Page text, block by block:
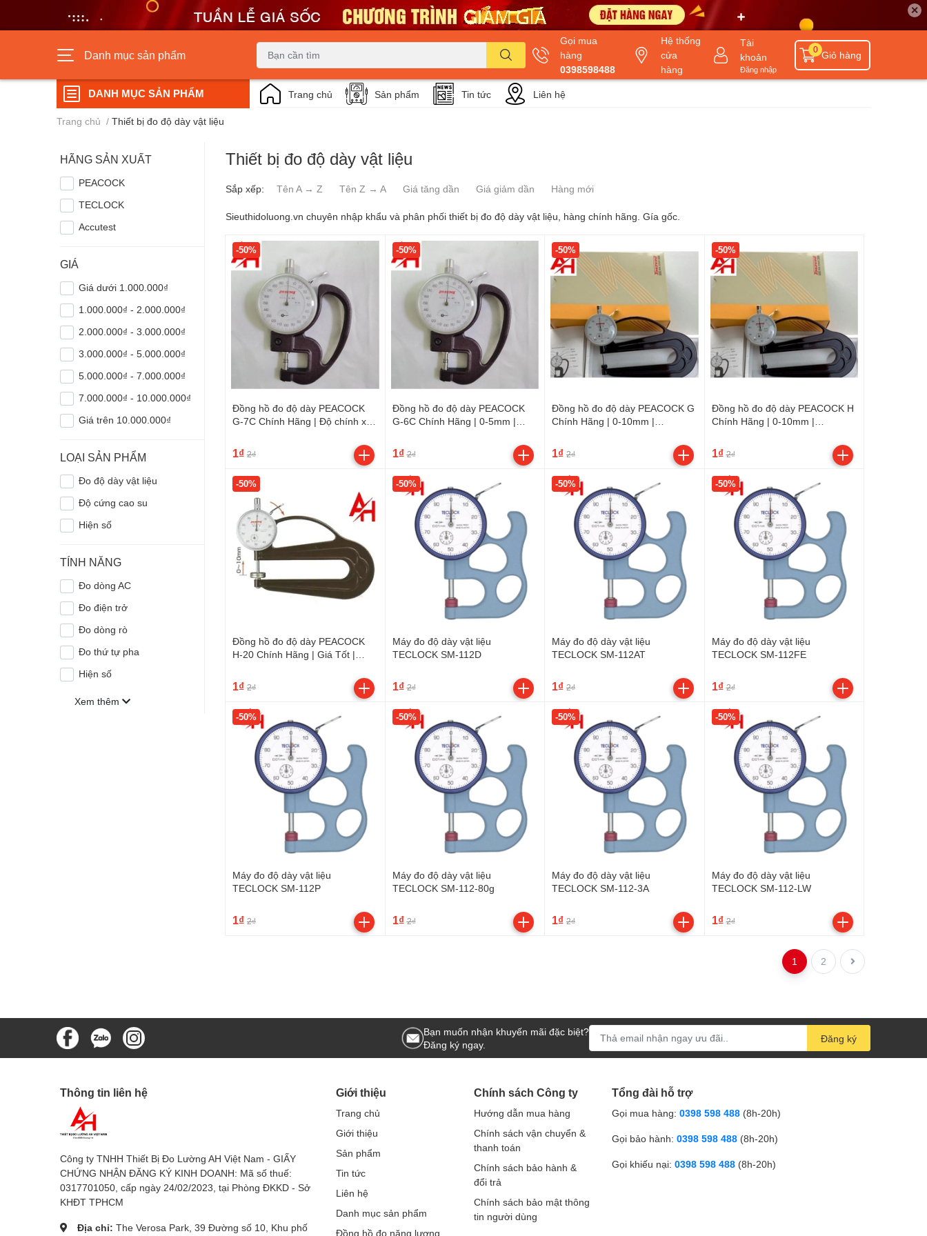
✕
Danh mục sản phẩm
Gọi mua
hàng
0398598488
Hệ thống
cửa
hàng
Tài
khoản
Đăng nhập
Giỏ hàng
0
DANH MỤC SẢN PHẨM Trang chủ Sản phẩm Tin tức Liên hệ
Trang chủ / Thiết bị đo độ dày vật liệu
HÃNG SẢN XUẤT
PEACOCK
TECLOCK
Accutest
GIÁ
Giá dưới 1.000.000₫
1.000.000₫ - 2.000.000₫
2.000.000₫ - 3.000.000₫
3.000.000₫ - 5.000.000₫
5.000.000₫ - 7.000.000₫
7.000.000₫ - 10.000.000₫
Giá trên 10.000.000₫
LOẠI SẢN PHẨM
Đo độ dày vật liệu
Độ cứng cao su
Hiện số
TÍNH NĂNG
Đo dòng AC
Đo điện trở
Đo dòng rò
Đo thứ tự pha
Hiện số
Xem thêm
Thiết bị đo độ dày vật liệu
Sắp xếp: Tên A → Z Tên Z → A Giá tăng dần Giá giảm dần Hàng mới
Sieuthidoluong.vn chuyên nhập khẩu và phân phối thiết bị đo độ dày vật liệu, hàng chính hãng. Gía gốc.
-50%
Đồng hồ đo độ dày PEACOCK
G-7C Chính Hãng | Độ chính xác
1₫ 2₫
-50%
Đồng hồ đo độ dày PEACOCK
G-6C Chính Hãng | 0-5mm |
1₫ 2₫
-50%
Đồng hồ đo độ dày PEACOCK G
Chính Hãng | 0-10mm |
1₫ 2₫
-50%
Đồng hồ đo độ dày PEACOCK H
Chính Hãng | 0-10mm |
1₫ 2₫
-50%
Đồng hồ đo độ dày PEACOCK
H-20 Chính Hãng | Giá Tốt |
1₫ 2₫
-50%
Máy đo độ dày vật liệu
TECLOCK SM-112D
1₫ 2₫
-50%
Máy đo độ dày vật liệu
TECLOCK SM-112AT
1₫ 2₫
-50%
Máy đo độ dày vật liệu
TECLOCK SM-112FE
1₫ 2₫
-50%
Máy đo độ dày vật liệu
TECLOCK SM-112P
1₫ 2₫
-50%
Máy đo độ dày vật liệu
TECLOCK SM-112-80g
1₫ 2₫
-50%
Máy đo độ dày vật liệu
TECLOCK SM-112-3A
1₫ 2₫
-50%
Máy đo độ dày vật liệu
TECLOCK SM-112-LW
1₫ 2₫
1 2
Bạn muốn nhận khuyến mãi đặc biệt?
Đăng ký ngay.
Đăng ký
Thông tin liên hệ
Công ty TNHH Thiết Bị Đo Lường AH Việt Nam - GIẤY
CHỨNG NHẬN ĐĂNG KÝ KINH DOANH: Mã số thuế:
0317701050, cấp ngày 24/02/2023, tại Phòng ĐKKD - Sở
KHĐT TPHCM
Địa chỉ: The Verosa Park, 39 Đường số 10, Khu phố
Giới thiệu
Trang chủ
Giới thiệu
Sản phẩm
Tin tức
Liên hệ
Danh mục sản phẩm
Đồng hồ đo năng lượng
Chính sách Công ty
Hướng dẫn mua hàng
Chính sách vận chuyển &
thanh toán
Chính sách bảo hành &
đổi trả
Chính sách bảo mật thông
tin người dùng
Tổng đài hỗ trợ
Gọi mua hàng: 0398 598 488 (8h-20h)
Gọi bảo hành: 0398 598 488 (8h-20h)
Gọi khiếu nại: 0398 598 488 (8h-20h)